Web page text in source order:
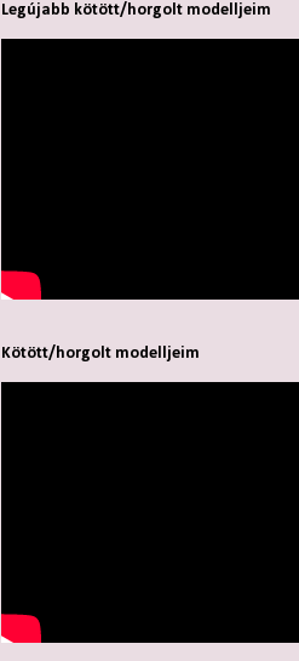
Legújabb kötött/horgolt modelljeim
Kötött/horgolt modelljeim